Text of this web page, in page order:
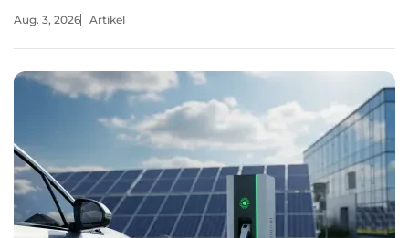
stellt den deutschen Staat vor ein komplexes Paradoxon.
Aug. 3, 2026 Artikel